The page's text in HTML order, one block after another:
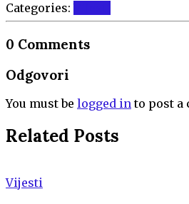
Categories:
0 Comments
Odgovori
You must be logged into post a
Related Posts
Vijesti